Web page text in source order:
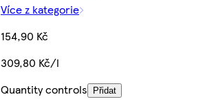
Více z kategorie
154,90 Kč
309,80 Kč/l
Quantity controls
Přidat